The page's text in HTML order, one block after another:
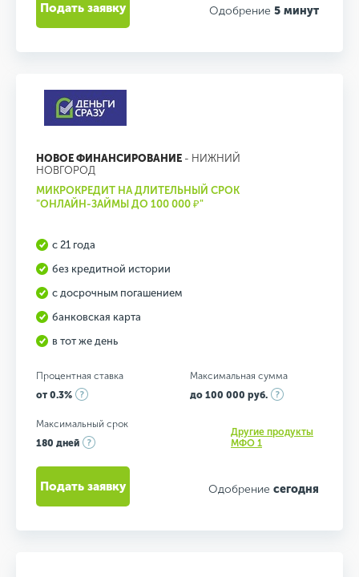
Одобрение 5 минут
Подать заявку
НОВОЕ ФИНАНСИРОВАНИЕ - НИЖНИЙ
НОВГОРОД
МИКРОКРЕДИТ НА ДЛИТЕЛЬНЫЙ СРОК
"ОНЛАЙН-ЗАЙМЫ ДО 100 000 ₽"
с 21 года
без кредитной истории
с досрочным погашением
банковская карта
в тот же день
Процентная ставка
от 0.3%
Максимальная сумма
до 100 000 руб.
Максимальный срок
180 дней
Другие продукты
МФО 1
Одобрение сегодня
Подать заявку